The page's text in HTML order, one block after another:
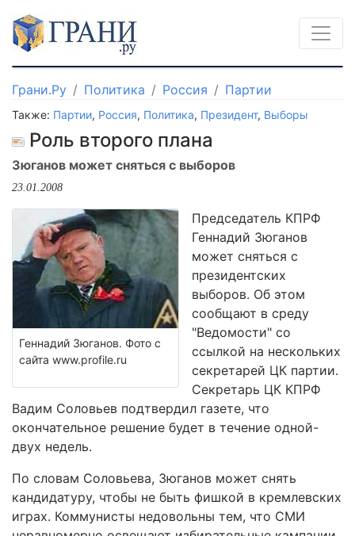
Грани.Ру Политика Россия Партии
Также: Партии, Россия, Политика, Президент, Выборы
Роль второго плана
Зюганов может сняться с выборов
23.01.2008
Геннадий Зюганов. Фото с
сайта www.profile.ru
Председатель КПРФ
Геннадий Зюганов
может сняться с
президентских
выборов. Об этом
сообщают в среду
"Ведомости" со
ссылкой на нескольких
секретарей ЦК партии.
Секретарь ЦК КПРФ
Вадим Соловьев подтвердил газете, что
окончательное решение будет в течение одной-
двух недель.
По словам Соловьева, Зюганов может снять
кандидатуру, чтобы не быть фишкой в кремлевских
играх. Коммунисты недовольны тем, что СМИ